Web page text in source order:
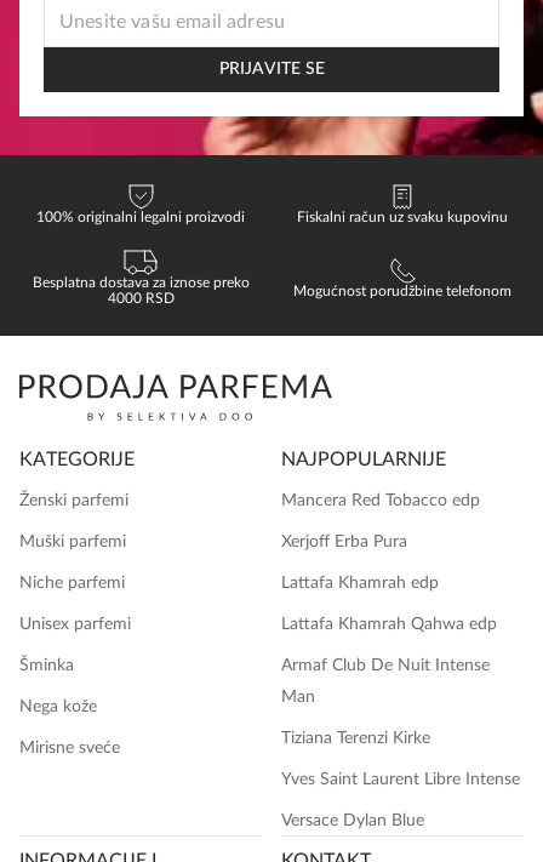
EMAIL
PRIJAVITE SE
100% originalni legalni proizvodi Fiskalni račun uz svaku kupovinu
Besplatna dostava za iznose preko
4000 RSD
Mogućnost porudžbine telefonom
KATEGORIJE
Ženski parfemi
Muški parfemi
Niche parfemi
Unisex parfemi
Šminka
Nega kože
Mirisne sveće
NAJPOPULARNIJE
Mancera Red Tobacco edp
Xerjoff Erba Pura
Lattafa Khamrah edp
Lattafa Khamrah Qahwa edp
Armaf Club De Nuit Intense
Man
Tiziana Terenzi Kirke
Yves Saint Laurent Libre Intense
Versace Dylan Blue